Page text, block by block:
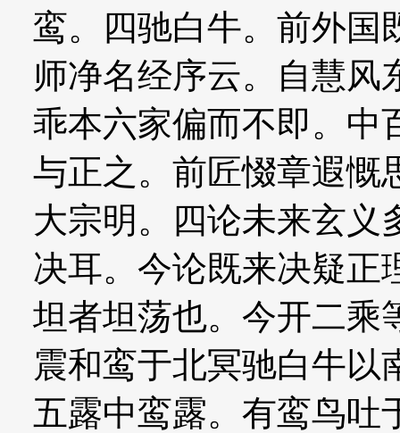
鸾。四驰白牛。前外国
师净名经序云。自慧风
乖本六家偏而不即。中
与正之。前匠惙章遐慨
大宗明。四论未来玄义
决耳。今论既来决疑正
坦者坦荡也。今开二乘
震和鸾于北冥驰白牛以
五露中鸾露。有鸾鸟吐